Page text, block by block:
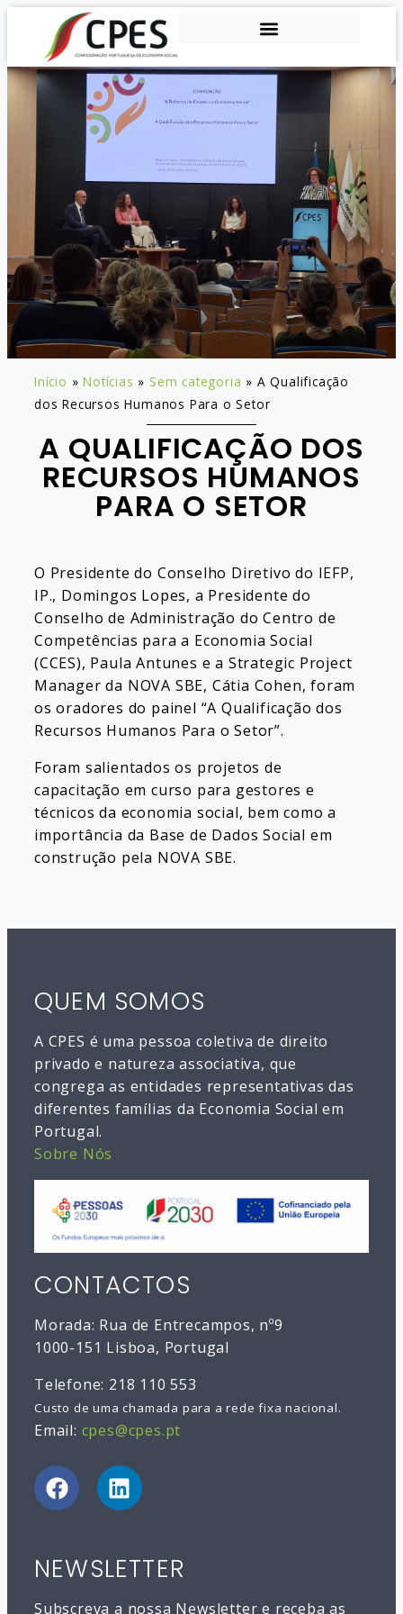
Início »Notícias » Sem categoria » A Qualificação
dos Recursos Humanos Para o Setor
A QUALIFICAÇÃO DOS
RECURSOS HUMANOS
PARA O SETOR
O Presidente do Conselho Diretivo do IEFP,
IP., Domingos Lopes, a Presidente do
Conselho de Administração do Centro de
Competências para a Economia Social
(CCES), Paula Antunes e a Strategic Project
Manager da NOVA SBE, Cátia Cohen, foram
os oradores do painel “A Qualificação dos
Recursos Humanos Para o Setor”.
Foram salientados os projetos de
capacitação em curso para gestores e
técnicos da economia social, bem como a
importância da Base de Dados Social em
construção pela NOVA SBE.
QUEM SOMOS
A CPES é uma pessoa coletiva de direito
privado e natureza associativa, que
congrega as entidades representativas das
diferentes famílias da Economia Social em
Portugal.
Sobre Nós
CONTACTOS
Morada: Rua de Entrecampos, nº9
1000-151 Lisboa, Portugal
Telefone: 218 110 553
Custo de uma chamada para a rede fixa nacional.
Email: cpes@cpes.pt
NEWSLETTER
Subscreva a nossa Newsletter e receba as